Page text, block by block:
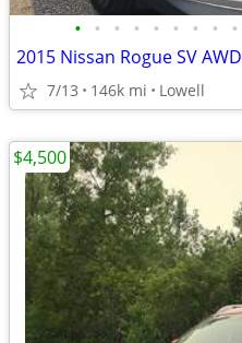
• • • • • • • • •
2015 Nissan Rogue SV AWD
7/13 146k mi Lowell
$4,500